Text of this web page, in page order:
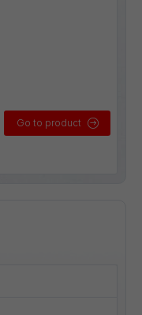
Go to product